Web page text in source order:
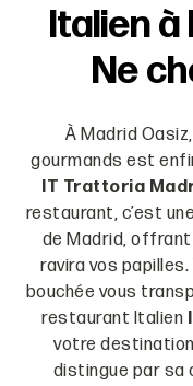
Italien à
Ne
À Madrid
gourmands est
IT Trattoria
restaurant, c’est
de Madrid, offrant
ravira vos papilles.
bouchée vous
restaurant Italien
votre
distingue par sa